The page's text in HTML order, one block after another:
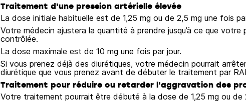
Traitement d'une pression artérielle élevée
La dose initiale habituelle est de 1,25 mg ou de 2,5 mg une fois
Votre médecin ajustera la quantité à prendre jusqu’à ce que votre
contrôlée.
La dose maximale est de 10 mg une fois par jour.
Si vous prenez déjà des diurétiques, votre médecin pourrait
diurétique que vous prenez avant de débuter le traitement par
Traitement pour réduire ou retarder l'aggravation des
Votre traitement pourrait être débuté à la dose de 1,25 mg ou de